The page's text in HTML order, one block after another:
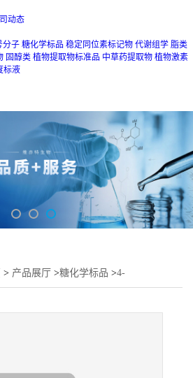
动态
分子 糖化学标品 稳定同位素标记物 代谢组学 脂类
固醇类 植物提取物标准品 中草药提取物 植物激素
标液
> 产品展厅 >糖化学标品 >4-